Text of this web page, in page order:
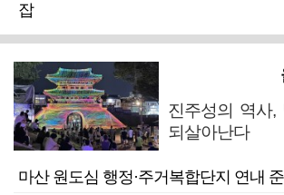
잡
진주성의 역사,
되살아난다
마산 원도심 행정·주거복합단지 연내